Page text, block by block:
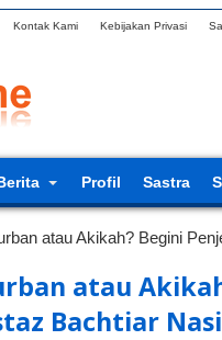
Kontak Kami Kebijakan Privasi
Profil Sastra
atau Akikah? Begini
atau
Bachtiar